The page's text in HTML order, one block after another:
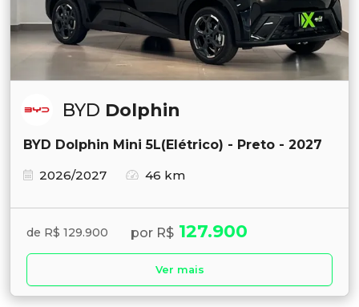
BYD Dolphin
BYD Dolphin Mini 5L(Elétrico) - Preto - 2027
2026/2027
46 km
de R$ 129.900 por R$ 127.900
Ver mais